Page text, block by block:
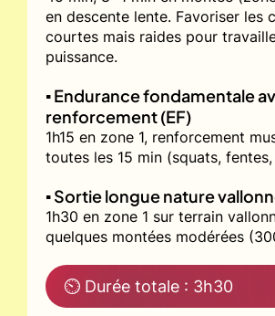
en descente lente. Favoriser les
courtes mais raides pour
puissance.
▪️ Endurance fondamentale
renforcement (EF)
1h15 en zone 1, renforcement
toutes les 15 min (squats,
▪️ Sortie longue nature
1h30 en zone 1 sur terrain
quelques montées modérées
⏲ Durée totale : 3h30